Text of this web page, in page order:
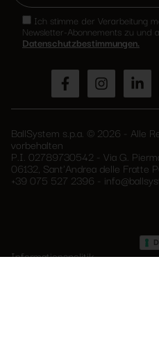
Ich stimme der Verarbeitung
Newsletter-Abonnements zu und
Datenschutzbestimmungen.
BallSystem s.p.a. © 2026 - Alle
vorbehalten
P.I. 02789730542 - Via G.
06132, Sant'Andrea delle Fratte
+39 075 527 2396
Informationspolitik